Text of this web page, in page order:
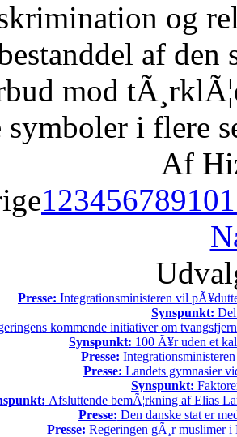
og
af
mod
symboler i flere
Af
12345678910
Presse: Integrationsministeren vil
Synspunkt:
kommende initiativer om
Synspunkt: 100 Ã¥r uden et
Presse:
Presse: Landets gymnasier
Synspunkt:
Afsluttende bemÃ¦rkning af Elias
Presse: Den danske stat er
Presse: Regeringen gÃ¸r muslimer